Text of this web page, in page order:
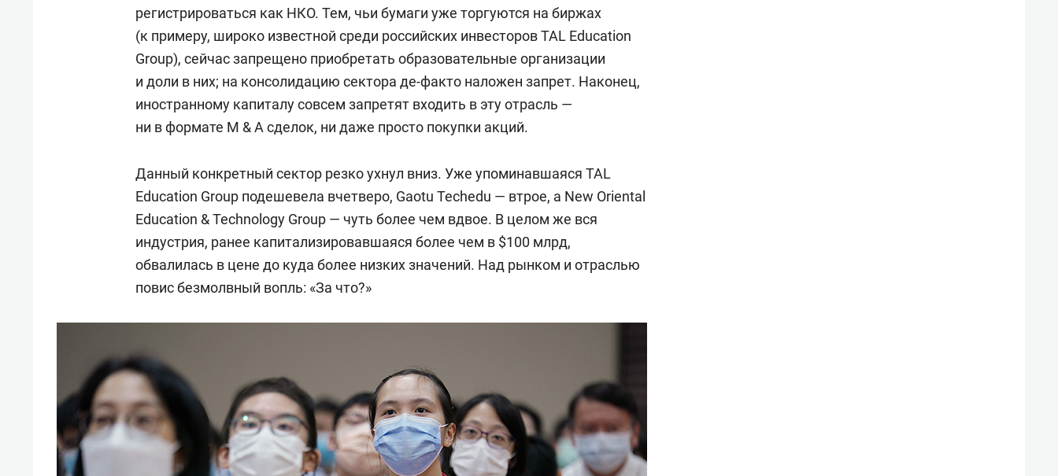
регистрироваться как НКО. Тем, чьи бумаги уже торгуются на биржах
(к примеру, широко известной среди российских инвесторов TAL Education
Group), сейчас запрещено приобретать образовательные организации
и доли в них; на консолидацию сектора де-факто наложен запрет. Наконец,
иностранному капиталу совсем запретят входить в эту отрасль —
ни в формате M & A сделок, ни даже просто покупки акций.
Данный конкретный сектор резко ухнул вниз. Уже упоминавшаяся TAL
Education Group подешевела вчетверо, Gaotu Techedu — втрое, а New Oriental
Education & Technology Group — чуть более чем вдвое. В целом же вся
индустрия, ранее капитализировавшаяся более чем в $100 млрд,
обвалилась в цене до куда более низких значений. Над рынком и отраслью
повис безмолвный вопль: «За что?»